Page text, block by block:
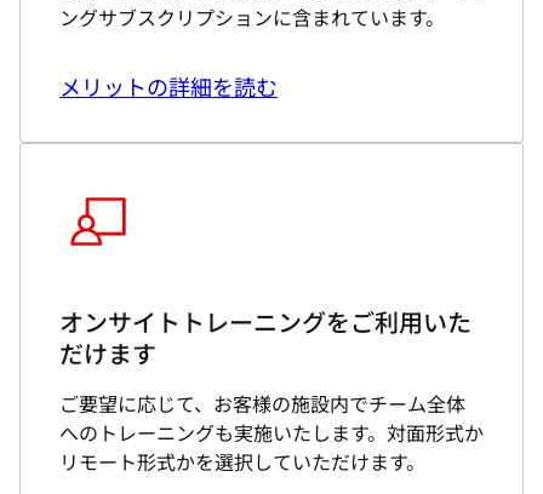
ングサブスクリプションに含まれています。
メリットの詳細を読む
オンサイトトレーニングをご利用いた
だけます
ご要望に応じて、お客様の施設内でチーム全体
へのトレーニングも実施いたします。対面形式か
リモート形式かを選択していただけます。